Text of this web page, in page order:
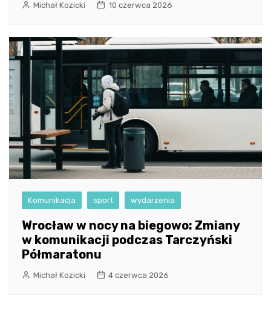
Michał Kozicki 10 czerwca 2026
Komunikacja sport wydarzenia
Wrocław w nocy na biegowo: Zmiany
w komunikacji podczas Tarczyński
Półmaratonu
Michał Kozicki 4 czerwca 2026